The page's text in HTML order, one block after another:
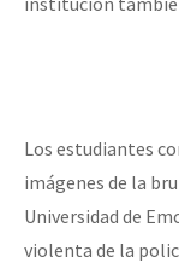
Los estudiantes
imágenes de la
Universidad de
violenta de la